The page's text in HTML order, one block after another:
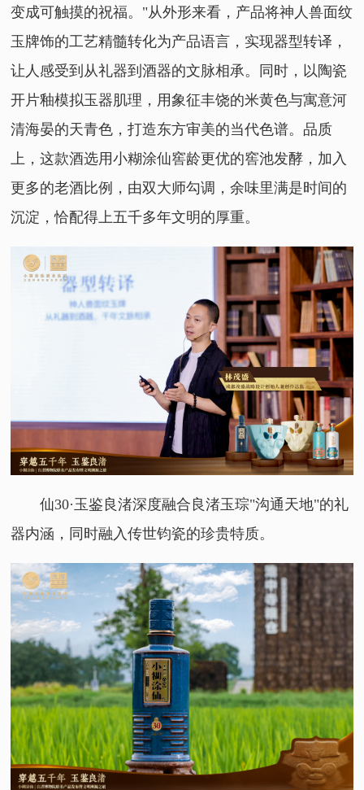
变成可触摸的祝福。"从外形来看，产品将神人兽面纹
玉牌饰的工艺精髓转化为产品语言，实现器型转译，
让人感受到从礼器到酒器的文脉相承。同时，以陶瓷
开片釉模拟玉器肌理，用象征丰饶的米黄色与寓意河
清海晏的天青色，打造东方审美的当代色谱。品质
上，这款酒选用小糊涂仙窖龄更优的窖池发酵，加入
更多的老酒比例，由双大师勾调，余味里满是时间的
沉淀，恰配得上五千多年文明的厚重。
仙30·玉鉴良渚深度融合良渚玉琮"沟通天地"的礼
器内涵，同时融入传世钧瓷的珍贵特质。